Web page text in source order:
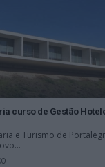
curso de Gestão
e Turismo de